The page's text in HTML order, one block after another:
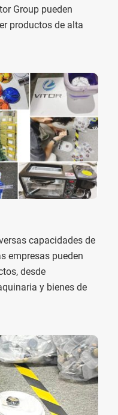
Group pueden
productos de alta
capacidades de
empresas pueden
desde
y bienes de